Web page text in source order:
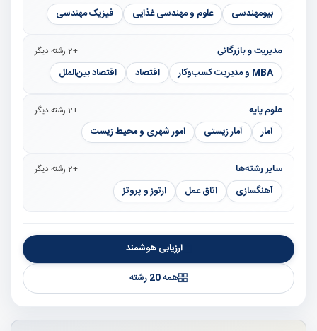
بیومهندسی علوم و مهندسی غذایی فیزیک مهندسی
مدیریت و بازرگانی +2 رشته دیگر
MBA و مدیریت کسب‌وکار اقتصاد اقتصاد بین‌الملل
علوم پایه +2 رشته دیگر
آمار آمار زیستی امور شهری و محیط زیست
سایر رشته‌ها +2 رشته دیگر
آهنگسازی اتاق عمل ارتوز و پروتز
ارزیابی هوشمند
همه 20 رشته